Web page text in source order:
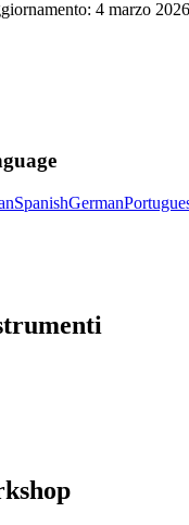
4 marzo
SpanishGerman